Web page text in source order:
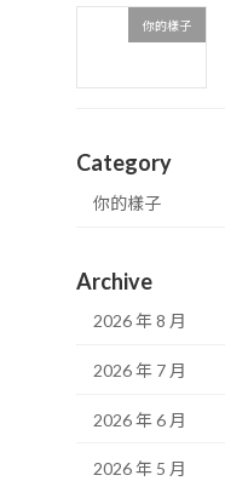
你的樣子
Category
你的樣子
Archive
2026 年 8 月
2026 年 7 月
2026 年 6 月
2026 年 5 月